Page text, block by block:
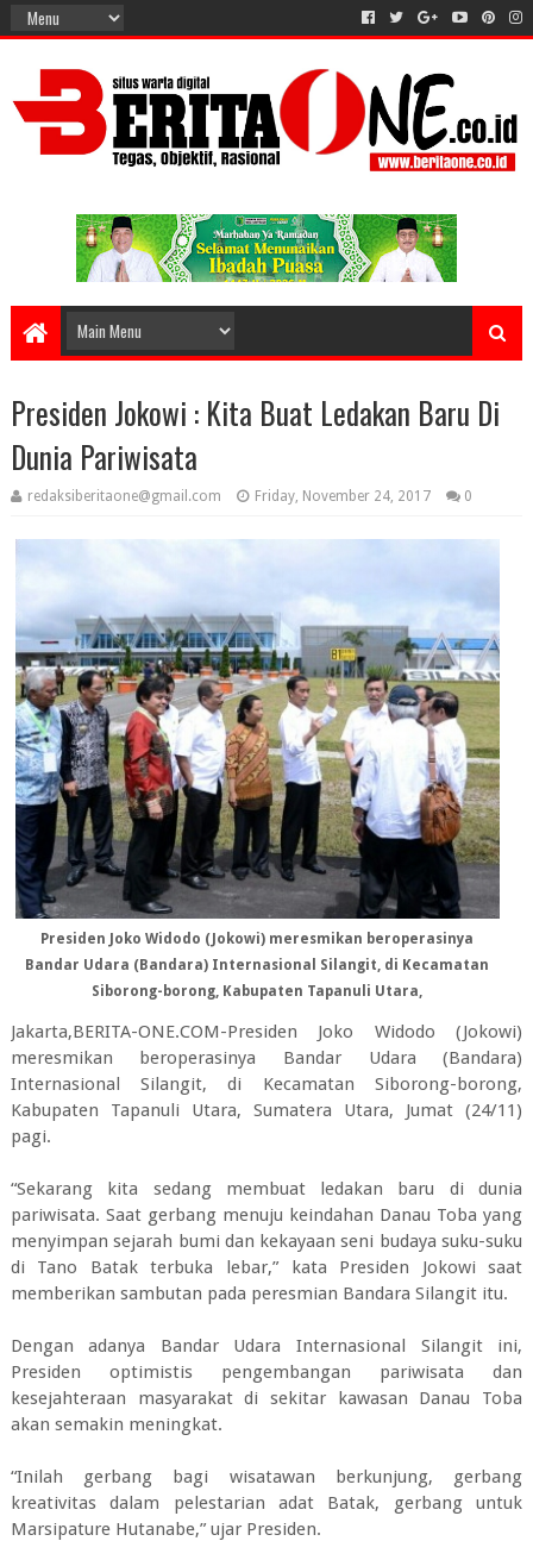
Presiden Jokowi : Kita Buat Ledakan Baru Di
Dunia Pariwisata
redaksiberitaone@gmail.com Friday, November 24, 2017 0
Presiden Joko Widodo (Jokowi) meresmikan beroperasinya
Bandar Udara (Bandara) Internasional Silangit, di Kecamatan
Siborong-borong, Kabupaten Tapanuli Utara,
Jakarta,BERITA-ONE.COM-Presiden Joko Widodo (Jokowi)
meresmikan beroperasinya Bandar Udara (Bandara)
Internasional Silangit, di Kecamatan Siborong-borong,
Kabupaten Tapanuli Utara, Sumatera Utara, Jumat (24/11)
pagi.
“Sekarang kita sedang membuat ledakan baru di dunia
pariwisata. Saat gerbang menuju keindahan Danau Toba yang
menyimpan sejarah bumi dan kekayaan seni budaya suku-suku
di Tano Batak terbuka lebar,” kata Presiden Jokowi saat
memberikan sambutan pada peresmian Bandara Silangit itu.
Dengan adanya Bandar Udara Internasional Silangit ini,
Presiden optimistis pengembangan pariwisata dan
kesejahteraan masyarakat di sekitar kawasan Danau Toba
akan semakin meningkat.
“Inilah gerbang bagi wisatawan berkunjung, gerbang
kreativitas dalam pelestarian adat Batak, gerbang untuk
Marsipature Hutanabe,” ujar Presiden.